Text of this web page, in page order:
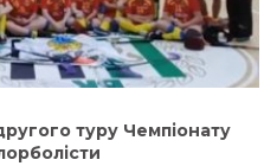
туру Чемпіонату